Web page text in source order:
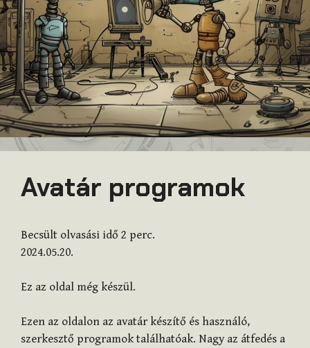
Avatár programok
Becsült olvasási idő 2 perc.
2024.05.20.
Ez az oldal még készül.
Ezen az oldalon az avatár készítő és használó,
szerkesztő programok találhatóak. Nagy az átfedés a